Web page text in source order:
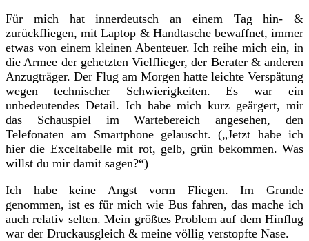
Für mich hat innerdeutsch an einem Tag hin- &
zurückfliegen, mit Laptop & Handtasche bewaffnet, immer
etwas von einem kleinen Abenteuer. Ich reihe mich ein, in
die Armee der gehetzten Vielflieger, der Berater & anderen
Anzugträger. Der Flug am Morgen hatte leichte Verspätung
wegen technischer Schwierigkeiten. Es war ein
unbedeutendes Detail. Ich habe mich kurz geärgert, mir
das Schauspiel im Wartebereich angesehen, den
Telefonaten am Smartphone gelauscht. („Jetzt habe ich
hier die Exceltabelle mit rot, gelb, grün bekommen. Was
willst du mir damit sagen?“)
Ich habe keine Angst vorm Fliegen. Im Grunde
genommen, ist es für mich wie Bus fahren, das mache ich
auch relativ selten. Mein größtes Problem auf dem Hinflug
war der Druckausgleich & meine völlig verstopfte Nase.